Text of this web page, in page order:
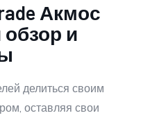
Акмос
и
делиться своим
оставляя свои